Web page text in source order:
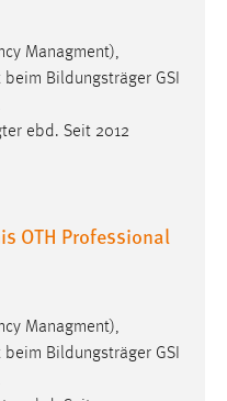
Managment),
Bildungsträger GSI
ebd. Seit 2012
OTH Professional
Managment),
Bildungsträger GSI
Sprache der Website.
mibew_locale, mibew-
nutzen zu können.